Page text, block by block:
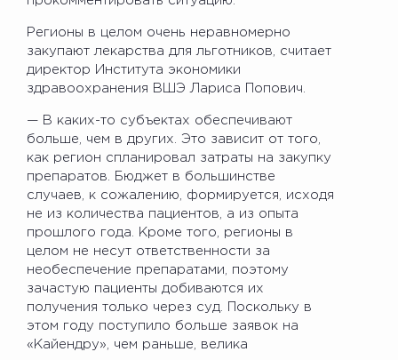
Регионы в целом очень неравномерно
закупают лекарства для льготников, считает
директор Института экономики
здравоохранения ВШЭ Лариса Попович.
— В каких-то субъектах обеспечивают
больше, чем в других. Это зависит от того,
как регион спланировал затраты на закупку
препаратов. Бюджет в большинстве
случаев, к сожалению, формируется, исходя
не из количества пациентов, а из опыта
прошлого года. Кроме того, регионы в
целом не несут ответственности за
необеспечение препаратами, поэтому
зачастую пациенты добиваются их
получения только через суд. Поскольку в
этом году поступило больше заявок на
«Кайендру», чем раньше, велика